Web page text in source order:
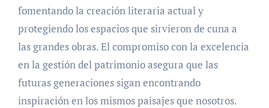
fomentando la creación literaria actual y
protegiendo los espacios que sirvieron de cuna a
las grandes obras. El compromiso con la excelencia
en la gestión del patrimonio asegura que las
futuras generaciones sigan encontrando
inspiración en los mismos paisajes que nosotros.